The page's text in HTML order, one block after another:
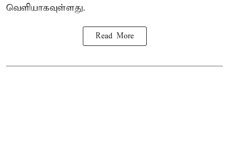
வெளியாகவுள்ளது.
Read More